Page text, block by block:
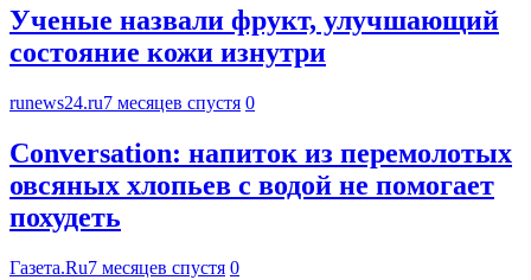
Ученые назвали фрукт, улучшающий
состояние кожи изнутри
runews24.ru7 месяцев спустя 0
Conversation: напиток из перемолотых
овсяных хлопьев с водой не помогает
похудеть
Газета.Ru7 месяцев спустя 0